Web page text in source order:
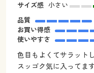
サイズ感 小さい
品質
お買い得感
使いやすさ
色目もよくてサラット
スッゴク気に入ってま